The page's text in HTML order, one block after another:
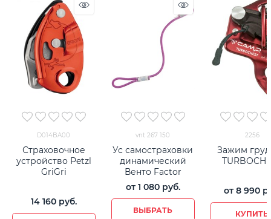
D014BA00
Страховочное
устройство Petzl
GriGri
14 160 руб.
vnt 267 150
Ус самостраховки
динамический
Венто Factor
от 1 080 руб.
ВЫБРАТЬ
2256
Зажим
от 8 990
КУПИТЬ